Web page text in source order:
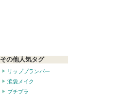
その他人気タグ
リッププランパー
涙袋メイク
プチプラ